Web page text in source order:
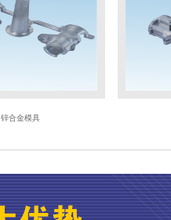
锌合金模具